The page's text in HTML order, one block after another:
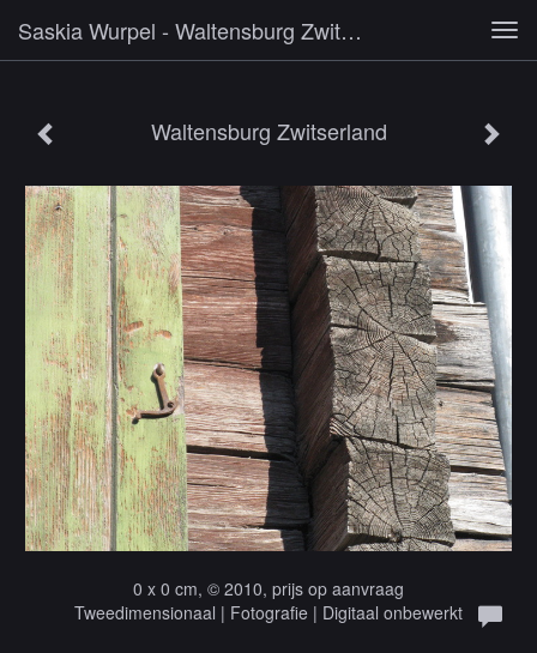
Saskia Wurpel - Waltensburg Zwitserland
Waltensburg Zwitserland
0 x 0 cm, © 2010, prijs op aanvraag
Tweedimensionaal | Fotografie | Digitaal onbewerkt